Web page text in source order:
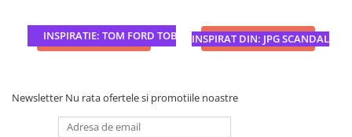
INSPIRATIE: TOM FORD TOBACCO VANILLE
ADAUGA IN COS INSPIRAT DIN: JPG SCANDAL
ADAUGA IN COS
Newsletter Nu rata ofertele si promotiile noastre